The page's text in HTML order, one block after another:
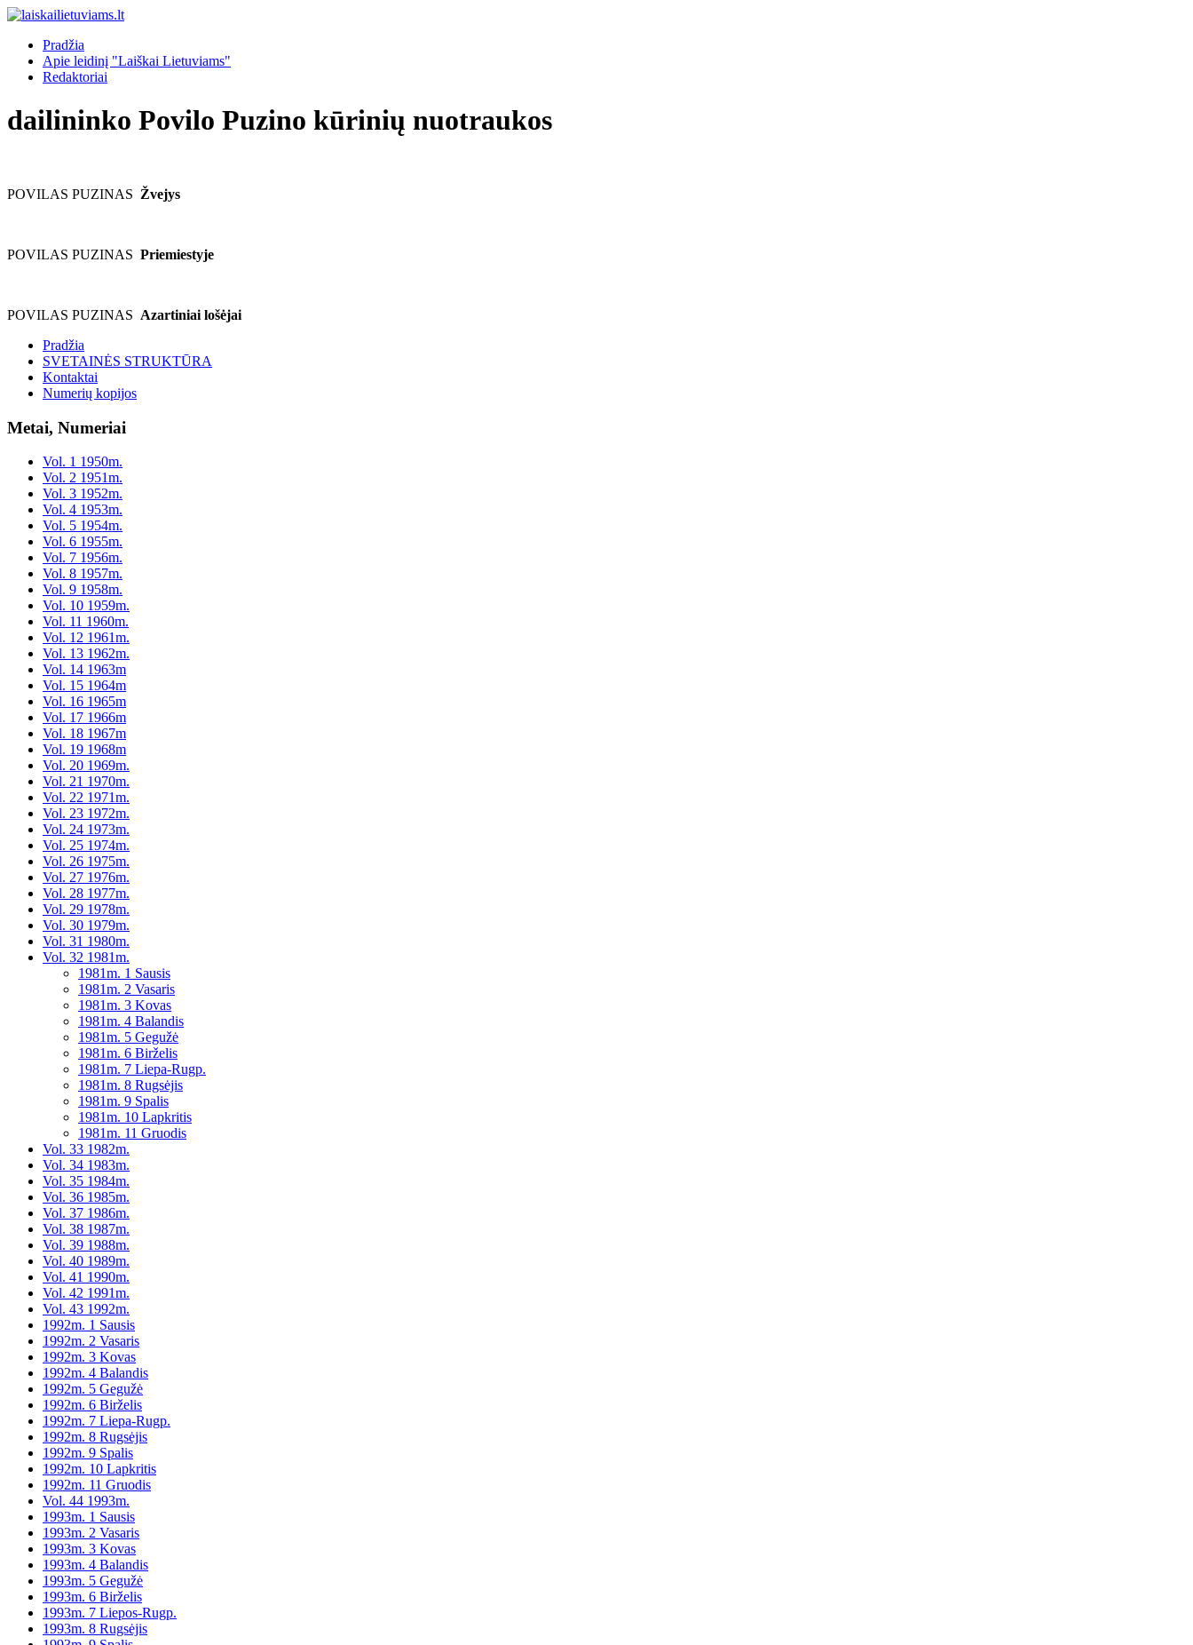
Pradžia
Apie leidinį "Laiškai Lietuviams"
Redaktoriai
dailininko Povilo Puzino kūrinių nuotraukos
POVILAS PUZINAS Žvejys
POVILAS PUZINAS Priemiestyje
POVILAS PUZINAS Azartiniai lošėjai
Pradžia
SVETAINĖS STRUKTŪRA
Kontaktai
Numerių kopijos
Metai, Numeriai
Vol. 1 1950m.
Vol. 2 1951m.
Vol. 3 1952m.
Vol. 4 1953m.
Vol. 5 1954m.
Vol. 6 1955m.
Vol. 7 1956m.
Vol. 8 1957m.
Vol. 9 1958m.
Vol. 10 1959m.
Vol. 11 1960m.
Vol. 12 1961m.
Vol. 13 1962m.
Vol. 14 1963m
Vol. 15 1964m
Vol. 16 1965m
Vol. 17 1966m
Vol. 18 1967m
Vol. 19 1968m
Vol. 20 1969m.
Vol. 21 1970m.
Vol. 22 1971m.
Vol. 23 1972m.
Vol. 24 1973m.
Vol. 25 1974m.
Vol. 26 1975m.
Vol. 27 1976m.
Vol. 28 1977m.
Vol. 29 1978m.
Vol. 30 1979m.
Vol. 31 1980m.
Vol. 32 1981m.
1981m. 1 Sausis
1981m. 2 Vasaris
1981m. 3 Kovas
1981m. 4 Balandis
1981m. 5 Gegužė
1981m. 6 Birželis
1981m. 7 Liepa-Rugp.
1981m. 8 Rugsėjis
1981m. 9 Spalis
1981m. 10 Lapkritis
1981m. 11 Gruodis
Vol. 33 1982m.
Vol. 34 1983m.
Vol. 35 1984m.
Vol. 36 1985m.
Vol. 37 1986m.
Vol. 38 1987m.
Vol. 39 1988m.
Vol. 40 1989m.
Vol. 41 1990m.
Vol. 42 1991m.
Vol. 43 1992m.
1992m. 1 Sausis
1992m. 2 Vasaris
1992m. 3 Kovas
1992m. 4 Balandis
1992m. 5 Gegužė
1992m. 6 Birželis
1992m. 7 Liepa-Rugp.
1992m. 8 Rugsėjis
1992m. 9 Spalis
1992m. 10 Lapkritis
1992m. 11 Gruodis
Vol. 44 1993m.
1993m. 1 Sausis
1993m. 2 Vasaris
1993m. 3 Kovas
1993m. 4 Balandis
1993m. 5 Gegužė
1993m. 6 Birželis
1993m. 7 Liepos-Rugp.
1993m. 8 Rugsėjis